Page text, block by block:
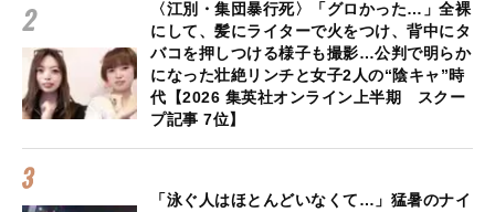
〈江別・集団暴行死〉「グロかった…」全裸
にして、髪にライターで火をつけ、背中にタ
バコを押しつける様子も撮影…公判で明らか
になった壮絶リンチと女子2人の“陰キャ”時
代【2026 集英社オンライン上半期 スクー
プ記事 7位】
「泳ぐ人はほとんどいなくて…」猛暑のナイ